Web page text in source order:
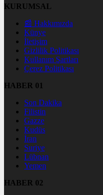
KURUMSAL
📰 Hakkımızda
Künye
İletişim
Gizlilik Politikası
Kullanım Şartları
Çerez Politikası
HABER 01
Son Dakika
Filistin
Gazze
Kudüs
İran
Suriye
Lübnan
Yemen
HABER 02